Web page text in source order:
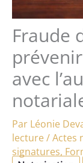
Fraude
avec
Par Léonie
lecture/Actes
signatures,